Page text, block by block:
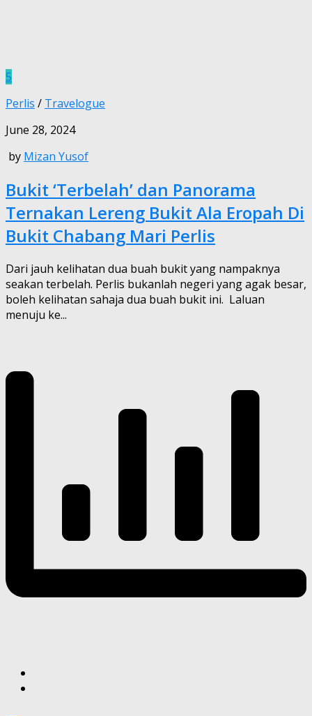
5
Perlis / Travelogue
June 28, 2024
by Mizan Yusof
Bukit ‘Terbelah’ dan Panorama
Ternakan Lereng Bukit Ala Eropah Di
Bukit Chabang Mari Perlis
Dari jauh kelihatan dua buah bukit yang nampaknya
seakan terbelah. Perlis bukanlah negeri yang agak besar,
boleh kelihatan sahaja dua buah bukit ini. Laluan
menuju ke...